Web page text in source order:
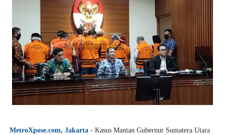
MetroXpose.com, Jakarta- Kasus Mantan Gubernur Sumatera Utara